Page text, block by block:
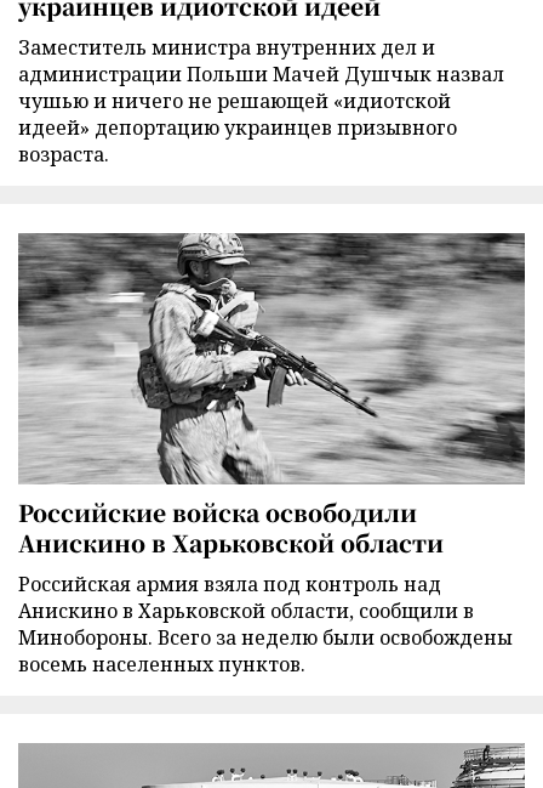
Заместитель министра внутренних дел и
администрации Польши Мачей Душчык назвал
чушью и ничего не решающей «идиотской
идеей» депортацию украинцев призывного
возраста.
Российские войска освободили
Анискино в Харьковской области
Российская армия взяла под контроль над
Анискино в Харьковской области, сообщили в
Минобороны. Всего за неделю были освобождены
восемь населенных пунктов.